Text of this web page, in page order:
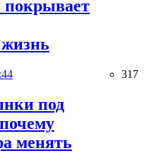
покрывает
317
под
менять